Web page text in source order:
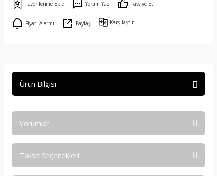
Yorum Yaz Tavsiye Et
Fiyatı Alarmı Paylaş Karşılaştır
Ürün Bilgisi
Yorumlar
Taksit Seçenekleri